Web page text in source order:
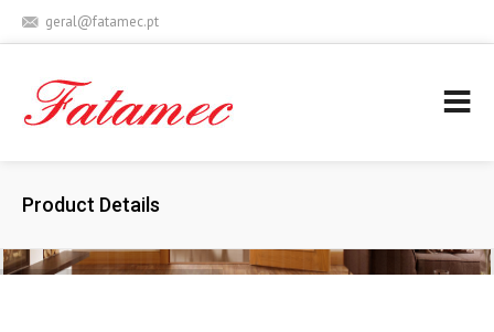
geral@fatamec.pt
Product Details